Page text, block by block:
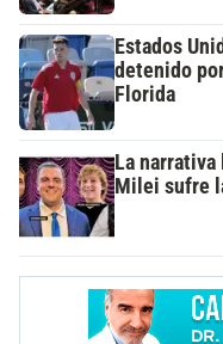
Estados
detenido
Florida
La
Milei sufre